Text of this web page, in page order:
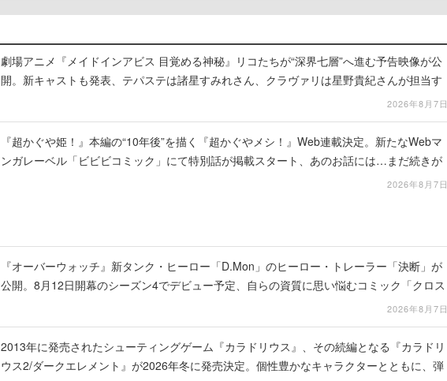
劇場アニメ『メイドインアビス 目覚める神秘』リコたちが“深界七層”へ進む予告映像が公
開。新キャストも発表、テパステは諸星すみれさん、クラヴァリは星野貴紀さんが担当す
2026年8月7日
『超かぐや姫！』本編の“10年後”を描く『超かぐやメシ！』Web連載決定。新たなWebマ
ンガレーベル「ビビビコミック」にて特別話が掲載スタート、あのお話には…まだ続きが
2026年8月7日
『オーバーウォッチ』新タンク・ヒーロー「D.Mon」のヒーロー・トレーラー「決断」が
公開。8月12日開幕のシーズン4でデビュー予定、自らの資質に思い悩むコミック「クロス
2026年8月7日
2013年に発売されたシューティングゲーム『カラドリウス』、その続編となる『カラドリ
ウス2/ダークエレメント』が2026年冬に発売決定。個性豊かなキャラクターとともに、弾